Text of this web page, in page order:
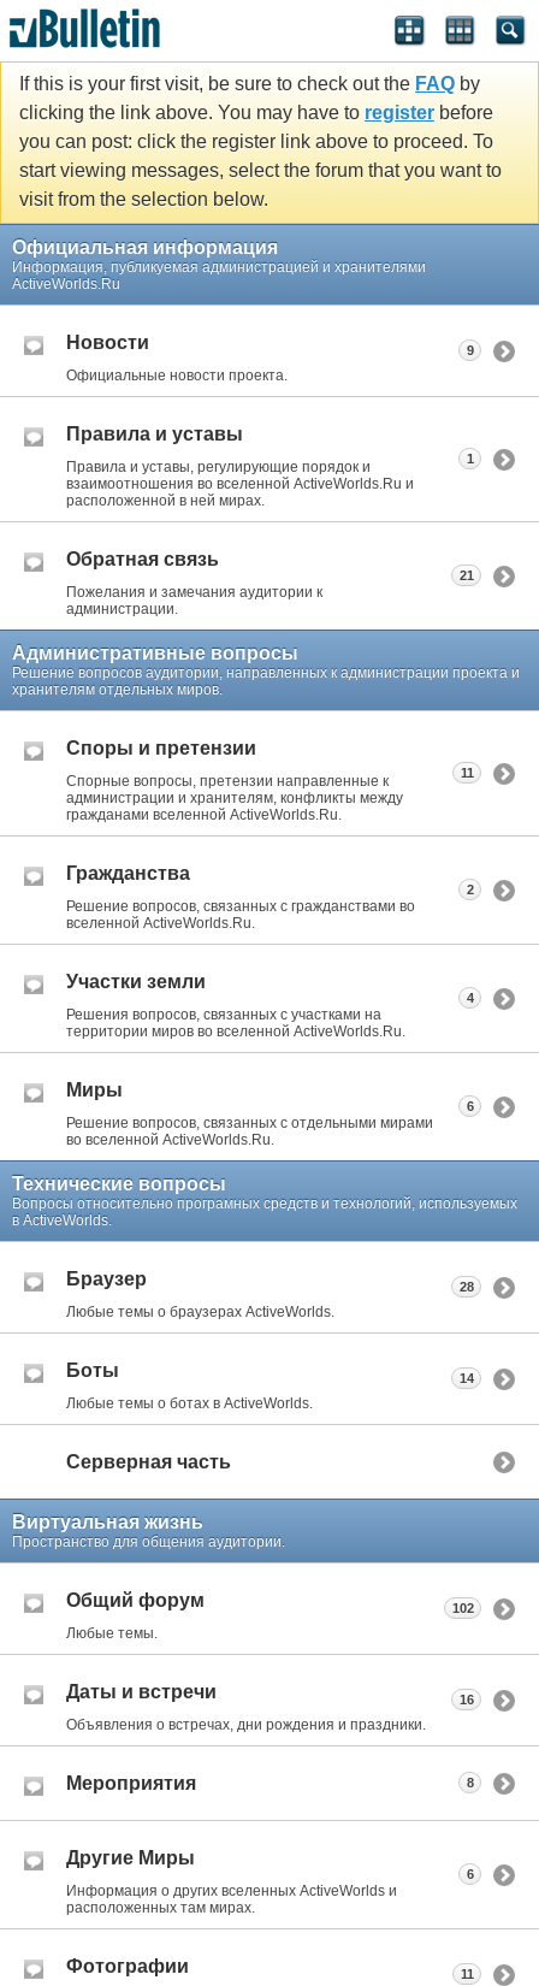
If this is your first visit, be sure to check out the FAQ by
clicking the link above. You may have to register before
you can post: click the register link above to proceed. To
start viewing messages, select the forum that you want to
visit from the selection below.
Официальная информация
Информация, публикуемая администрацией и хранителями
ActiveWorlds.Ru
Новости
Официальные новости проекта.
9
Правила и уставы
Правила и уставы, регулирующие порядок и
взаимоотношения во вселенной ActiveWorlds.Ru и
расположенной в ней мирах.
1
Обратная связь
Пожелания и замечания аудитории к
администрации.
21
Административные вопросы
Решение вопросов аудитории, направленных к администрации проекта и
хранителям отдельных миров.
Споры и претензии
Спорные вопросы, претензии направленные к
администрации и хранителям, конфликты между
гражданами вселенной ActiveWorlds.Ru.
11
Гражданства
Решение вопросов, связанных с гражданствами во
вселенной ActiveWorlds.Ru.
2
Участки земли
Решения вопросов, связанных с участками на
территории миров во вселенной ActiveWorlds.Ru.
4
Миры
Решение вопросов, связанных с отдельными мирами
во вселенной ActiveWorlds.Ru.
6
Технические вопросы
Вопросы относительно програмных средств и технологий, используемых
в ActiveWorlds.
Браузер
Любые темы о браузерах ActiveWorlds.
28
Боты
Любые темы о ботах в ActiveWorlds.
14
Серверная часть
Виртуальная жизнь
Пространство для общения аудитории.
Общий форум
Любые темы.
102
Даты и встречи
Объявления о встречах, дни рождения и праздники.
16
Мероприятия 8
Другие Миры
Информация о других вселенных ActiveWorlds и
расположенных там мирах.
6
Фотографии 11